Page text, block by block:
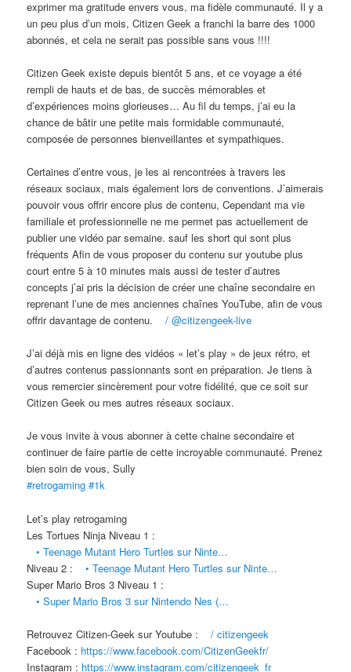
exprimer ma gratitude envers vous, ma fidèle communauté. Il y a
un peu plus d’un mois, Citizen Geek a franchi la barre des 1000
abonnés, et cela ne serait pas possible sans vous !!!!
Citizen Geek existe depuis bientôt 5 ans, et ce voyage a été
rempli de hauts et de bas, de succès mémorables et
d’expériences moins glorieuses… Au fil du temps, j’ai eu la
chance de bâtir une petite mais formidable communauté,
composée de personnes bienveillantes et sympathiques.
Certaines d’entre vous, je les ai rencontrées à travers les
réseaux sociaux, mais également lors de conventions. J’aimerais
pouvoir vous offrir encore plus de contenu, Cependant ma vie
familiale et professionnelle ne me permet pas actuellement de
publier une vidéo par semaine. sauf les short qui sont plus
fréquents Afin de vous proposer du contenu sur youtube plus
court entre 5 à 10 minutes mais aussi de tester d’autres
concepts j’ai pris la décision de créer une chaîne secondaire en
reprenant l’une de mes anciennes chaînes YouTube, afin de vous
offrir davantage de contenu.
/ @citizengeek-live
J’ai déjà mis en ligne des vidéos « let’s play » de jeux rétro, et
d’autres contenus passionnants sont en préparation. Je tiens à
vous remercier sincèrement pour votre fidélité, que ce soit sur
Citizen Geek ou mes autres réseaux sociaux.
Je vous invite à vous abonner à cette chaine secondaire et
continuer de faire partie de cette incroyable communauté. Prenez
bien soin de vous, Sully
#retrogaming #1k
Let’s play retrogaming
Les Tortues Ninja Niveau 1 :
• Teenage Mutant Hero Turtles sur Ninte…
Niveau 2 :
• Teenage Mutant Hero Turtles sur Ninte…
Super Mario Bros 3 Niveau 1 :
• Super Mario Bros 3 sur Nintendo Nes (…
Retrouvez Citizen-Geek sur Youtube :
/ citizengeek
Facebook : https://www.facebook.com/CitizenGeekfr/
Instagram : https://www.instagram.com/citizengeek_fr